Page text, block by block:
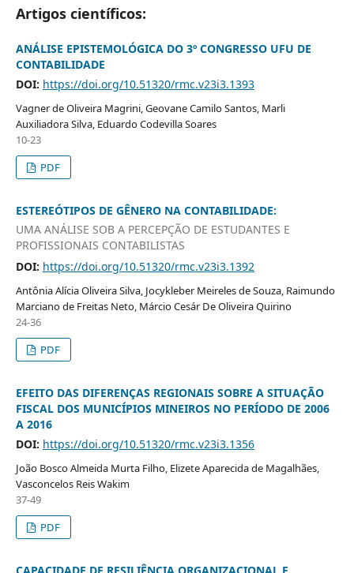
Artigos científicos:
ANÁLISE EPISTEMOLÓGICA DO 3º CONGRESSO UFU DE
CONTABILIDADE
DOI: https://doi.org/10.51320/rmc.v23i3.1393
Vagner de Oliveira Magrini, Geovane Camilo Santos, Marli
Auxiliadora Silva, Eduardo Codevilla Soares
10-23
PDF
ESTEREÓTIPOS DE GÊNERO NA CONTABILIDADE:
UMA ANÁLISE SOB A PERCEPÇÃO DE ESTUDANTES E
PROFISSIONAIS CONTABILISTAS
DOI: https://doi.org/10.51320/rmc.v23i3.1392
Antônia Alícia Oliveira Silva, Jocykleber Meireles de Souza, Raimundo
Marciano de Freitas Neto, Márcio Cesár De Oliveira Quirino
24-36
PDF
EFEITO DAS DIFERENÇAS REGIONAIS SOBRE A SITUAÇÃO
FISCAL DOS MUNICÍPIOS MINEIROS NO PERÍODO DE 2006
A 2016
DOI: https://doi.org/10.51320/rmc.v23i3.1356
João Bosco Almeida Murta Filho, Elizete Aparecida de Magalhães,
Vasconcelos Reis Wakim
37-49
PDF